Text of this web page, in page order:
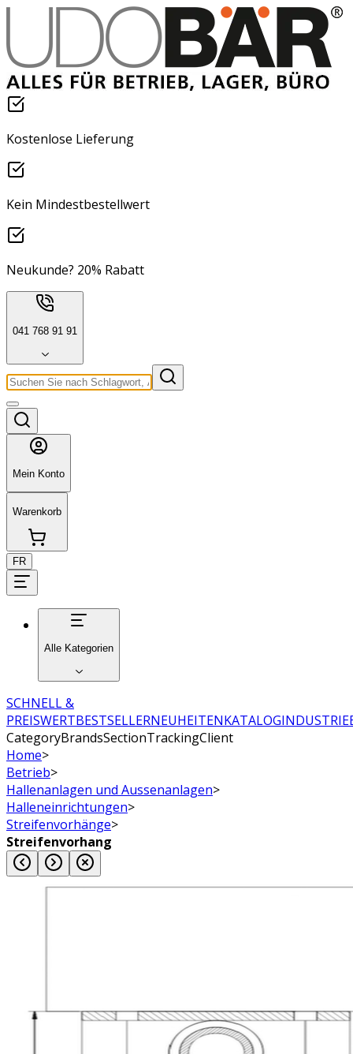
Kostenlose Lieferung
Kein Mindestbestellwert
Neukunde? 20% Rabatt
041 768 91 91
Mein Konto
Warenkorb
FR
Alle Kategorien
SCHNELL &
PREISWERTBESTSELLERNEUHEITENKATALOG
CategoryBrandsSectionTrackingClient
Home>
Betrieb>
Hallenanlagen und Aussenanlagen>
Halleneinrichtungen>
Streifenvorhänge>
Streifenvorhang